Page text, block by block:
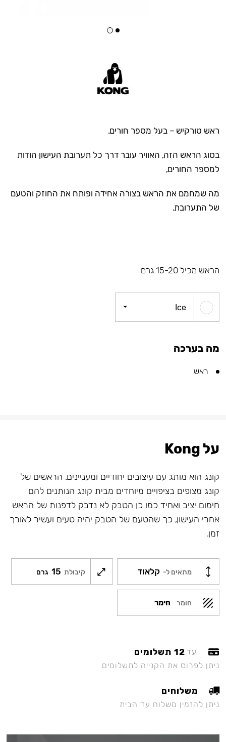
ראש טורקיש – בעל מספר חורים.
בסוג הראש הזה, האוויר עובר דרך כל תערובת העישון הודות
למספר החורים,
מה שמחמם את הראש בצורה אחידה ופותח את החוזק והטעם
של התערובת.
הראש מכיל 15-20 גרם
Ice
מה בערכה
ראש
על Kong
קונג הוא מותג עם עיצובים יחודיים ומעניינים. הראשים של
קונג מצופים בציפויים מיוחדים מבית קונג הנותנים להם
חימום יציב ואחיד כמו כן הטבק לא נדבק לדפנות של הראש
אחרי העישון, כך שהטעם של הטבק יהיה טעים ועשיר לאורך
זמן.
מתאים ל- קלאוד קיבולת 15 גרם
חומר חימר
עד 12 תשלומים
ניתן לפרוס את הקנייה לתשלומים
משלוחים
ניתן להזמין משלוח עד הבית